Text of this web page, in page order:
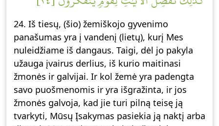
24. Iš tiesų, (šio) žemiškojo gyvenimo
panašumas yra į vandenį (lietų), kurį Mes
nuleidžiame iš dangaus. Taigi, dėl jo pakyla
užauga įvairus derlius, iš kurio maitinasi
žmonės ir galvijai. Ir kol žemė yra padengta
savo puošmenomis ir yra išgražinta, ir jos
žmonės galvoja, kad jie turi pilną teisę ją
tvarkyti, Mūsų Įsakymas pasiekia ją naktį arba